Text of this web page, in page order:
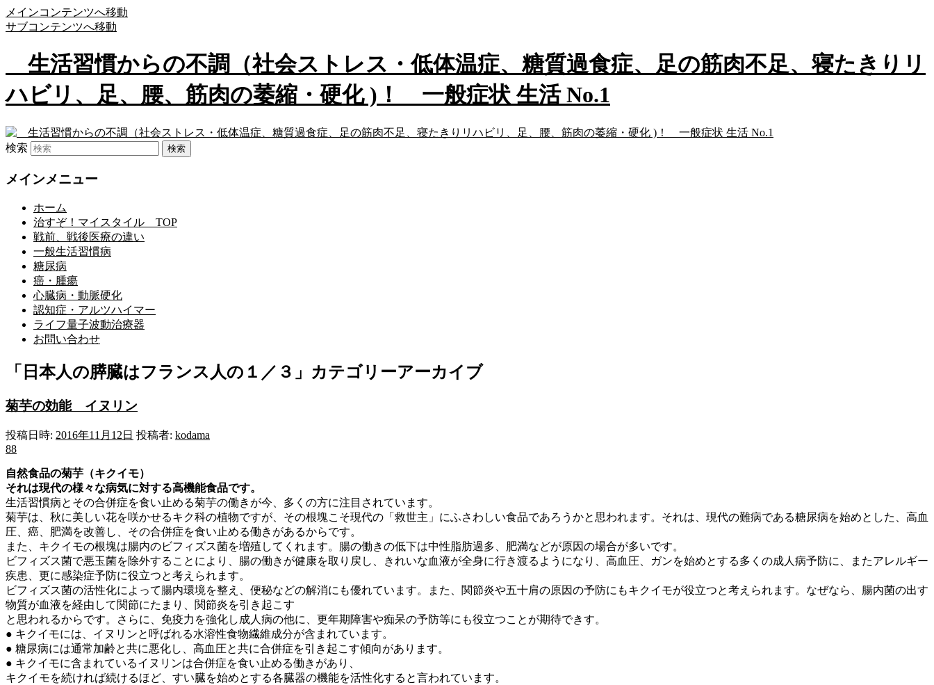
メインコンテンツへ移動
サブコンテンツへ移動
生活習慣からの不調（社会ストレス・低体温症、糖質過食症、足の筋肉不足、寝たきりリ
ハビリ、足、腰、筋肉の萎縮・硬化 )！ 一般症状 生活 No.1
検索
メインメニュー
ホーム
治すぞ！マイスタイル TOP
戦前、戦後医療の違い
一般生活習慣病
糖尿病
癌・腫瘍
心臓病・動脈硬化
認知症・アルツハイマー
ライフ量子波動治療器
お問い合わせ
「 日本人の膵臓はフランス人の１／３ 」カテゴリーアーカイブ
菊芋の効能 イヌリン
投稿日時: 2016年11月12日 投稿者: kodama
88
自然食品の菊芋（キクイモ）
それは現代の様々な病気に対する高機能食品です。
生活習慣病とその合併症を食い止める菊芋の働きが今、多くの方に注目されています。
菊芋は、秋に美しい花を咲かせるキク科の植物ですが、その根塊こそ現代の「救世主」にふさわしい食品であろうかと思われます。それは、現代の難病である糖尿病を始めとした、高血
圧、癌、肥満を改善し、その合併症を食い止める働きがあるからです。
また、キクイモの根塊は腸内のビフィズス菌を増殖してくれます。腸の働きの低下は中性脂肪過多、肥満などが原因の場合が多いです。
ビフィズス菌で悪玉菌を除外することにより、腸の働きが健康を取り戻し、きれいな血液が全身に行き渡るようになり、高血圧、ガンを始めとする多くの成人病予防に、またアレルギー
疾患、更に感染症予防に役立つと考えられます。
ビフィズス菌の活性化によって腸内環境を整え、便秘などの解消にも優れています。また、関節炎や五十肩の原因の予防にもキクイモが役立つと考えられます。なぜなら、腸内菌の出す
物質が血液を経由して関節にたまり、関節炎を引き起こす
と思われるからです。さらに、免疫力を強化し成人病の他に、更年期障害や痴呆の予防等にも役立つことが期待できす。
● キクイモには、イヌリンと呼ばれる水溶性食物繊維成分が含まれています。
● 糖尿病には通常加齢と共に悪化し、高血圧と共に合併症を引き起こす傾向があります。
● キクイモに含まれているイヌリンは合併症を食い止める働きがあり、
キクイモを続ければ続けるほど、すい臓を始めとする各臓器の機能を活性化すると言われています。